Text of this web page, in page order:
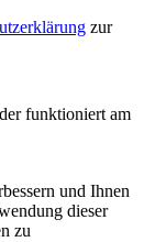
zur
funktioniert am
und Ihnen
dieser
zu